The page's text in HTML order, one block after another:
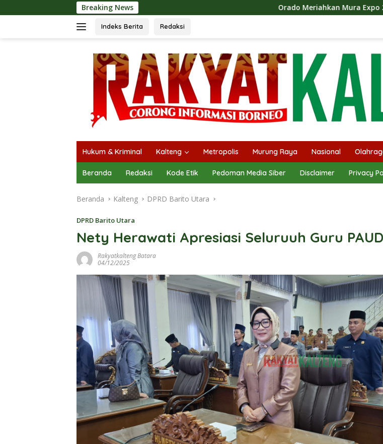
ke
Breaking News Orado Meriahkan Mura Expo 2026, Bupati
Indeks Berita Redaksi
Hukum & Kriminal Kalteng Metropolis Murung Raya Nasional
Beranda Redaksi Kode Etik Pedoman Media Siber Disclaimer Privacy
Beranda Kalteng DPRD Barito Utara
DPRD Barito Utara
Nety Herawati Apresiasi Seluruuh Guru
Rakyatkalteng Batara
04/12/2025